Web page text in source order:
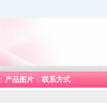
产品图片 | 联系方式